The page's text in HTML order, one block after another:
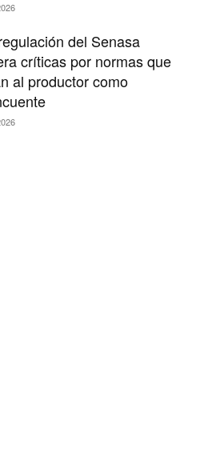
del Senasa
críticas por normas que
al productor como